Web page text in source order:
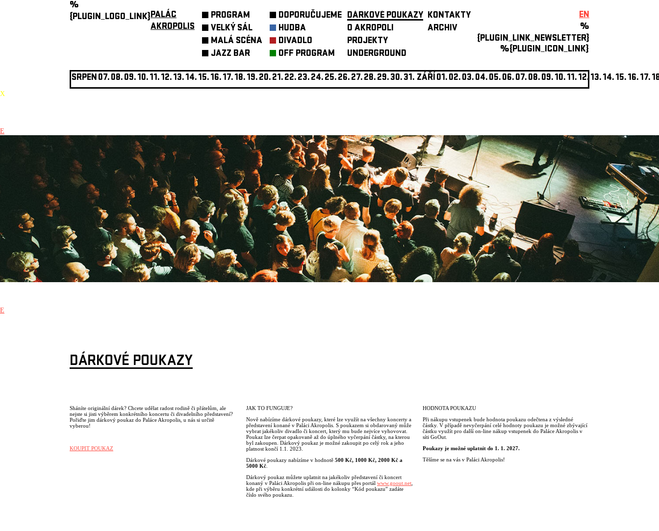
%
{PLUGIN_LOGO_LINK}PALÁC
AKROPOLIS
PROGRAM
VELKÝ SÁL
MALÁ SCÉNA
JAZZ BAR
DOPORUČUJEME
HUDBA
DIVADLO
OFF PROGRAM
DÁRKOVÉ POUKAZY
O AKROPOLI
PROJEKTY
UNDERGROUND
KONTAKTY
ARCHIV
EN
%
{PLUGIN_LINK_NEWSLETTER}
%{PLUGIN_ICON_LINK}
SRPEN07.08.09.10.11.12.13.14.15.16.17.18.19.20.21.22.23.24.25.26.27.28.29.30.31. ZÁŘÍ01.02.03.04.05.06.07.08.09.10.11.12. 13.14.15.16.17.
X
E
E
DÁRKOVÉ POUKAZY
Sháníte originální dárek? Chcete udělat radost rodině či přátelům, ale
nejste si jisti výběrem konkrétního koncertu či divadelního představení?
Pořiďte jim dárkový poukaz do Paláce Akropolis, u nás si určitě
vyberou!
KOUPIT POUKAZ
JAK TO FUNGUJE?
Nově nabízíme dárkové poukazy, které lze využít na všechny koncerty a
představení konané v Paláci Akropolis. S poukazem si obdarovaný může
vybrat jakékoliv divadlo či koncert, který mu bude nejvíce vyhovovat.
Poukaz lze čerpat opakovaně až do úplného vyčerpání částky, na kterou
byl zakoupen. Dárkový poukaz je možné zakoupit po celý rok a jeho
platnost končí 1.1. 2023.
Dárkové poukazy nabízíme v hodnotě 500 Kč, 1000 Kč, 2000 Kč a
5000 Kč
Dárkový poukaz můžete uplatnit na jakékoliv představení či koncert
konaný v Paláci Akropolis při on-line nákupu přes portál www.goout.net
kde při výběru konkrétní události do kolonky “Kód poukazu” zadáte
číslo svého poukazu.
HODNOTA POUKAZU
Při nákupu vstupenek bude hodnota poukazu odečtena z výsledné
částky. V případě nevyčerpání celé hodnoty poukazu je možné zbývající
částku využít pro další on-line nákup vstupenek do Paláce Akropolis v
síti GoOut.
Poukazy je možné uplatnit do 1. 1. 2027.
Těšíme se na vás v Paláci Akropolis!